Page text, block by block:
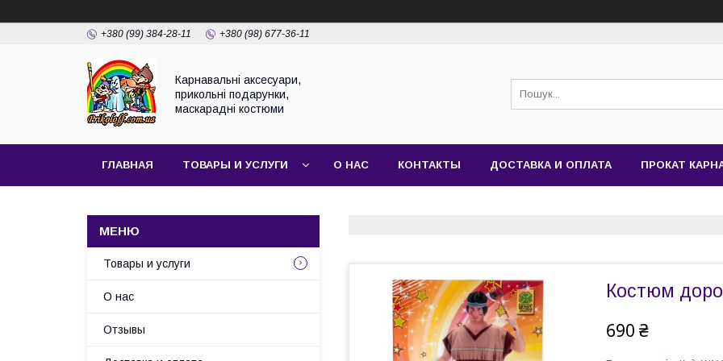
+380 (99) 384-28-11 +380 (98) 677-36-11
Карнавальні аксесуари,
прикольні подарунки,
маскарадні костюми
ГЛАВНАЯ ТОВАРЫ И УСЛУГИ О НАС КОНТАКТЫ ДОСТАВКА И ОПЛАТА ПРОКАТ
Костюм
690 ₴
Товары и услуги
О нас
Отзывы